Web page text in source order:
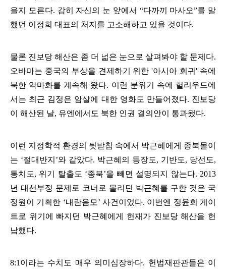
을지 모른다. 감히 자신의 눈 앞에서 “다까끼 마사오”를 말
했던 이정희 대표의 처지를 고소해하고 있을 것이다.
물론 진보당 해산은 좀 더 넓은 눈으로 살펴봐야 할 문제다.
오바마는 중국의 부상을 견제하기 위한'아시아 회귀' 속에
북한 악마화를 계속해 왔다. 이런 분위기 속에 헐리우드에
서는 최근 김정은 암살에 대한 영화도 만들어졌다. 진보당
이 해산된 날, 유엔에서도 북한 인권 결의안이 통과됐다.
이런 지정학적 환경의 뒷받침 속에서 박근혜에게 종북몰이
는 ‘절대반지 ’와 같았다. 박근혜의 등장도, 기반도, 당선도,
통치도, 위기 탈출도 ‘종북’을 빼면 설명되지 않는다. 2013
년 대선부정 문제로 코너로 몰리던 박근혜를 구한 것은 국
정원이 기획한 ‘내란음모 ’사건이었다. 이번엔 정윤회 게이
트로 위기에 빠지던 박근혜에게 헌재가 진보당 해산을 헌
납했다.
8:1 이라는 수치도 매우 의미심장하다. 헌법재판관들은 이